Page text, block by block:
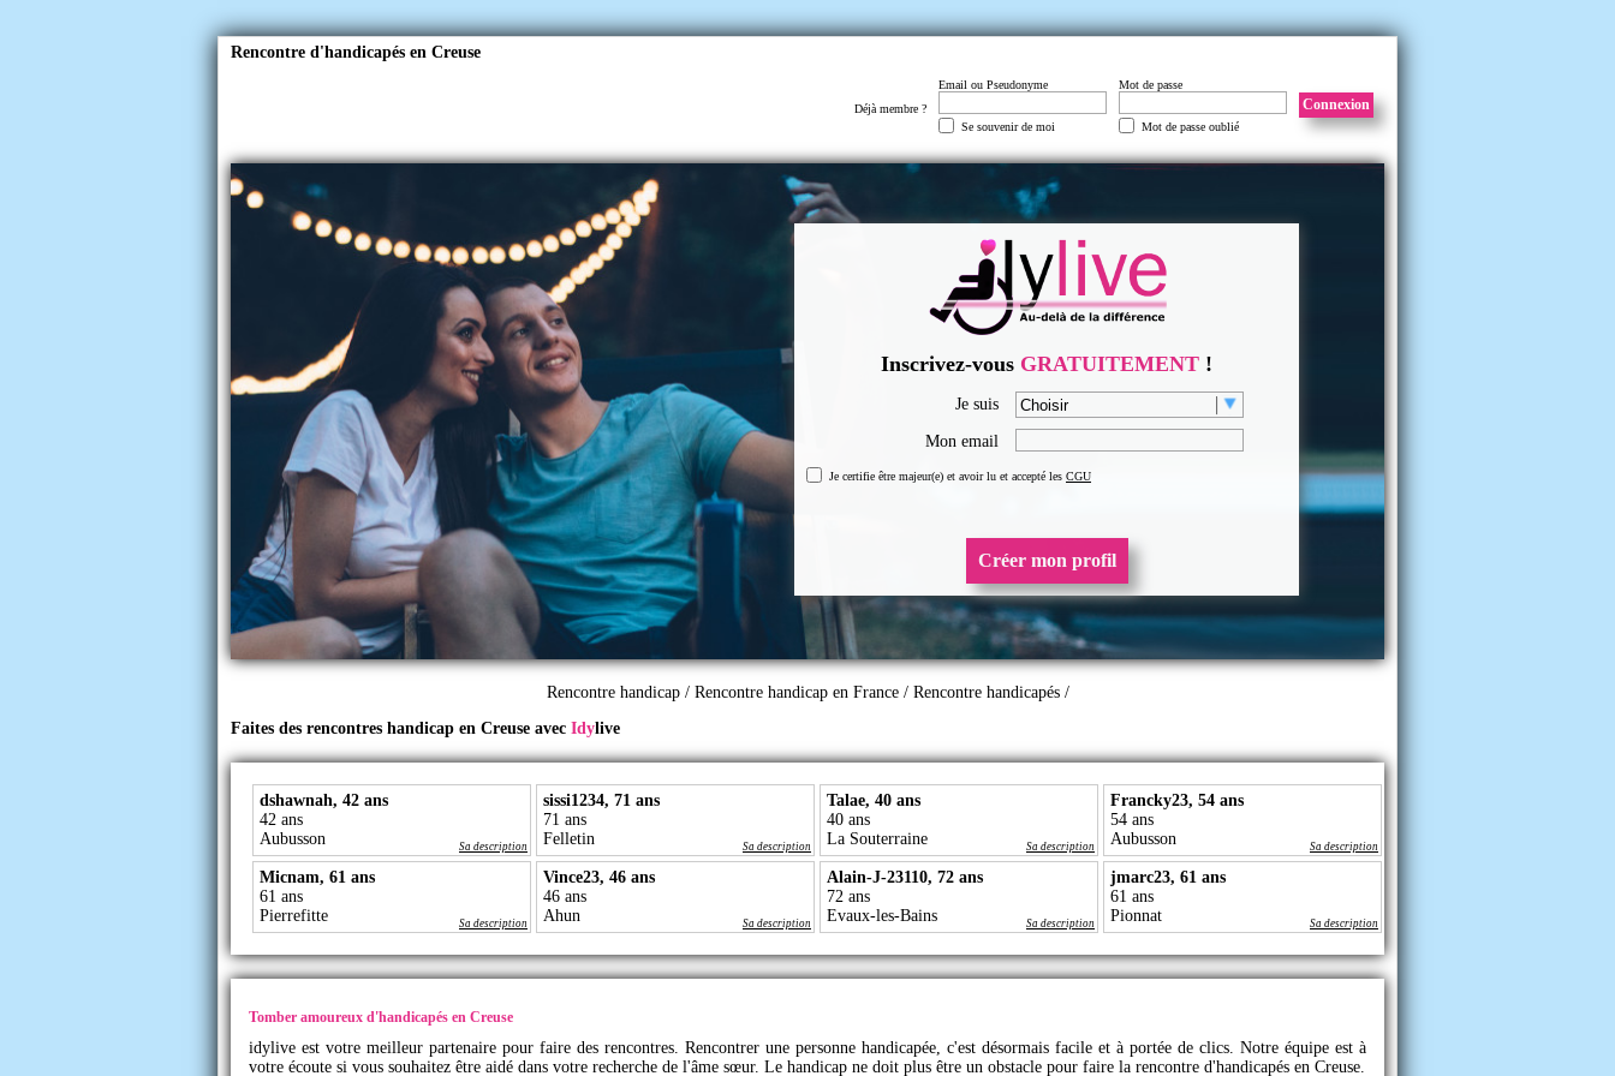
Rencontre d'handicapés en Creuse
Déjà membre ?
Email ou Pseudonyme
Se souvenir de moi
Mot de passe
Mot de passe oublié
Connexion
Inscrivez-vous GRATUITEMENT !
Je suis
Mon email
Je certifie être majeur(e) et avoir lu et accepté les CGU
Créer mon profil
Rencontre handicap/ Rencontre handicap en France / Rencontre handicapés/
Faites des rencontres handicap en Creuse avec Idylive
dshawnah, 42 ans
42 ans
Aubusson
Sa description
sissi1234, 71 ans
71 ans
Felletin
Sa description
Talae, 40 ans
40 ans
La Souterraine
Sa description
Francky23, 54 ans
54 ans
Aubusson
Sa description
Micnam, 61 ans
61 ans
Pierrefitte
Sa description
Vince23, 46 ans
46 ans
Ahun
Sa description
Alain-J-23110, 72 ans
72 ans
Evaux-les-Bains
Sa description
jmarc23, 61 ans
61 ans
Pionnat
Sa description
Tomber amoureux d'handicapés en Creuse
idylive est votre meilleur partenaire pour faire des rencontres. Rencontrer une personne handicapée, c'est désormais facile et à portée de clics. Notre équipe est à
votre écoute si vous souhaitez être aidé dans votre recherche de l'âme sœur. Le handicap ne doit plus être un obstacle pour faire la rencontre d'handicapés en Creuse.